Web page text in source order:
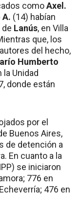
comoAxel.
(14) habían
de Lanús, en Villa
que, los
del hecho,
Humberto
Unidad
donde están
por el
Buenos Aires,
de detención a
En cuanto a la
se iniciaron
776 en
476 en